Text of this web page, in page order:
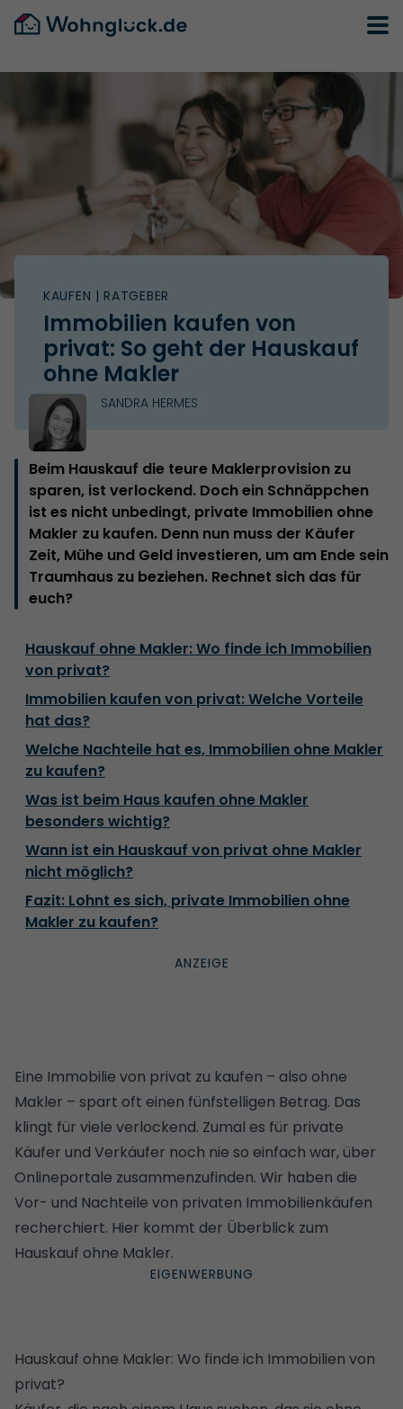
KAUFEN | RATGEBER
Immobilien kaufen von
privat: So geht der Hauskauf
ohne Makler
SANDRA HERMES
Beim Hauskauf die teure Maklerprovision zu
sparen, ist verlockend. Doch ein Schnäppchen
ist es nicht unbedingt, private Immobilien ohne
Makler zu kaufen. Denn nun muss der Käufer
Zeit, Mühe und Geld investieren, um am Ende sein
Traumhaus zu beziehen. Rechnet sich das für
euch?
Hauskauf ohne Makler: Wo finde ich Immobilien
von privat?
Immobilien kaufen von privat: Welche Vorteile
hat das?
Welche Nachteile hat es, Immobilien ohne Makler
zu kaufen?
Was ist beim Haus kaufen ohne Makler
besonders wichtig?
Wann ist ein Hauskauf von privat ohne Makler
nicht möglich?
Fazit: Lohnt es sich, private Immobilien ohne
Makler zu kaufen?
Eine Immobilie von privat zu kaufen – also ohne
Makler – spart oft einen fünfstelligen Betrag. Das
klingt für viele verlockend. Zumal es für private
Käufer und Verkäufer noch nie so einfach war, über
Onlineportale zusammenzufinden. Wir haben die
Vor- und Nachteile von privaten Immobilienkäufen
recherchiert. Hier kommt der Überblick zum
Hauskauf ohne Makler.
Hauskauf ohne Makler: Wo finde ich Immobilien von
privat?